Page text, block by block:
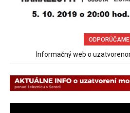
ODPORÚČAME
Pozor, po meste sa pohybujú